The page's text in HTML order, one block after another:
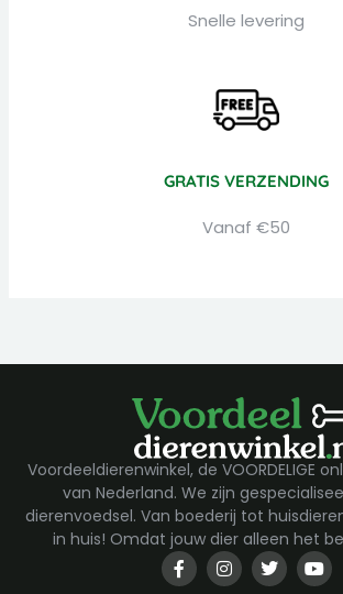
Snelle levering
GRATIS VERZENDING
Vanaf €50
Voordeeldierenwinkel, de VOORDELIGE
van Nederland. We zijn
dierenvoedsel. Van boederij tot
in huis! Omdat jouw dier alleen het
F
a
I
n
T
w
Y
o